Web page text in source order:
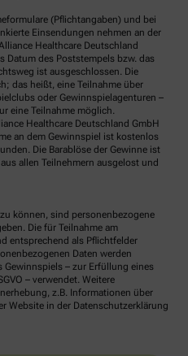
(Pflichtangaben) und bei
Einsendungen nehmen an der
Healthcare Deutschland
Datum des Poststempels bzw. das
ist ausgeschlossen. Die
das heißt, eine Teilnahme über
oder Gewinnspielagenturen –
eine Teilnahme möglich.
Healthcare Deutschland GmbH
an dem Gewinnspiel ist kostenlos
Die Barablöse der Gewinne ist
allen Teilnehmern ausgelost und
können, sind personenbezogene
Die für Teilnahme am
entsprechend als Pflichtfelder
Daten werden
– zur Erfüllung eines
– verwendet. Weitere
z.B. Informationen über
Website in der Datenschutzerklärung